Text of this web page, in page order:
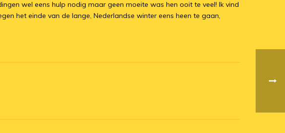
wel eens hulp nodig maar geen moeite was hen ooit te veel! Ik vind
het einde van de lange, Nederlandse winter eens heen te gaan,